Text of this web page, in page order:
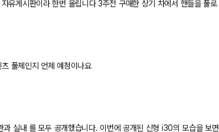
한번 올립니다 3주전 구매한 상기 차에서 핸들을 풀로 꺾을 때마다 마치
차 안이나 밖에서도
벤츠 GLE 쿠페 출시 예정 있나요? 그리고 벤츠 풀체인지 언제 예정이나요
실내 를 모두 공개했습니다. 이번에 공개된 신형 i30의 모습을 보면